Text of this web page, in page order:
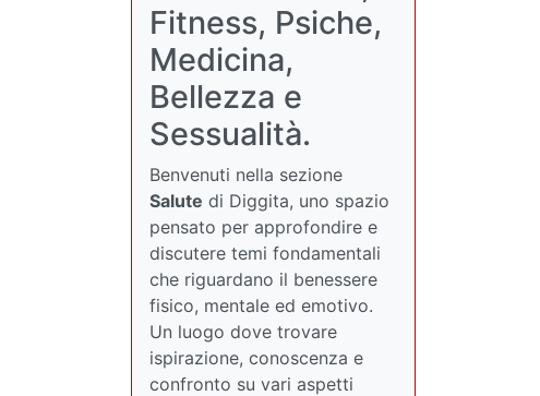
Fitness, Psiche,
Medicina,
Bellezza e
Sessualità.
Benvenuti nella sezione
Salute di Diggita, uno spazio
pensato per approfondire e
discutere temi fondamentali
che riguardano il benessere
fisico, mentale ed emotivo.
Un luogo dove trovare
ispirazione, conoscenza e
confronto su vari aspetti